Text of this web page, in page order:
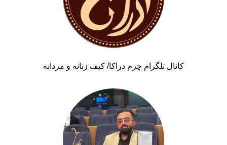
کانال تلگرام چرم دراکا/ کیف زنانه و مردانه